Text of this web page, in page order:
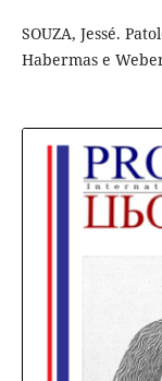
SOUZA, Jessé.
Habermas e